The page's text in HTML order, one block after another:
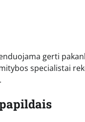
gerti
specialistai